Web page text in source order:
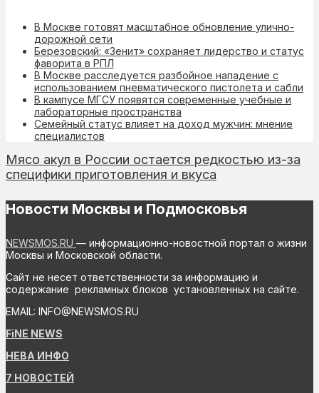
В Москве готовят масштабное обновление улично-
дорожной сети
Березовский: «Зенит» сохраняет лидерство и статус
фаворита в РПЛ
В Москве расследуется разбойное нападение с
использованием пневматического пистолета и сабли
В кампусе МГСУ появятся современные учебные и
лабораторные пространства
Семейный статус влияет на доход мужчин: мнение
специалистов
Мясо акул в России остается редкостью из-за
специфики приготовления и вкуса
Новости Москвы и Подмосковья
NEWSMOS.RU — информационно-новостной портал о жизни
Москвы и Московской области.
Сайт не несет ответственности за информацию и
содержание рекламных блоков установленных на сайте.
EMAIL: INFO@NEWSMOS.RU
FiNE NEWS
НЕВА ИНФО
7 НОВОСТЕЙ